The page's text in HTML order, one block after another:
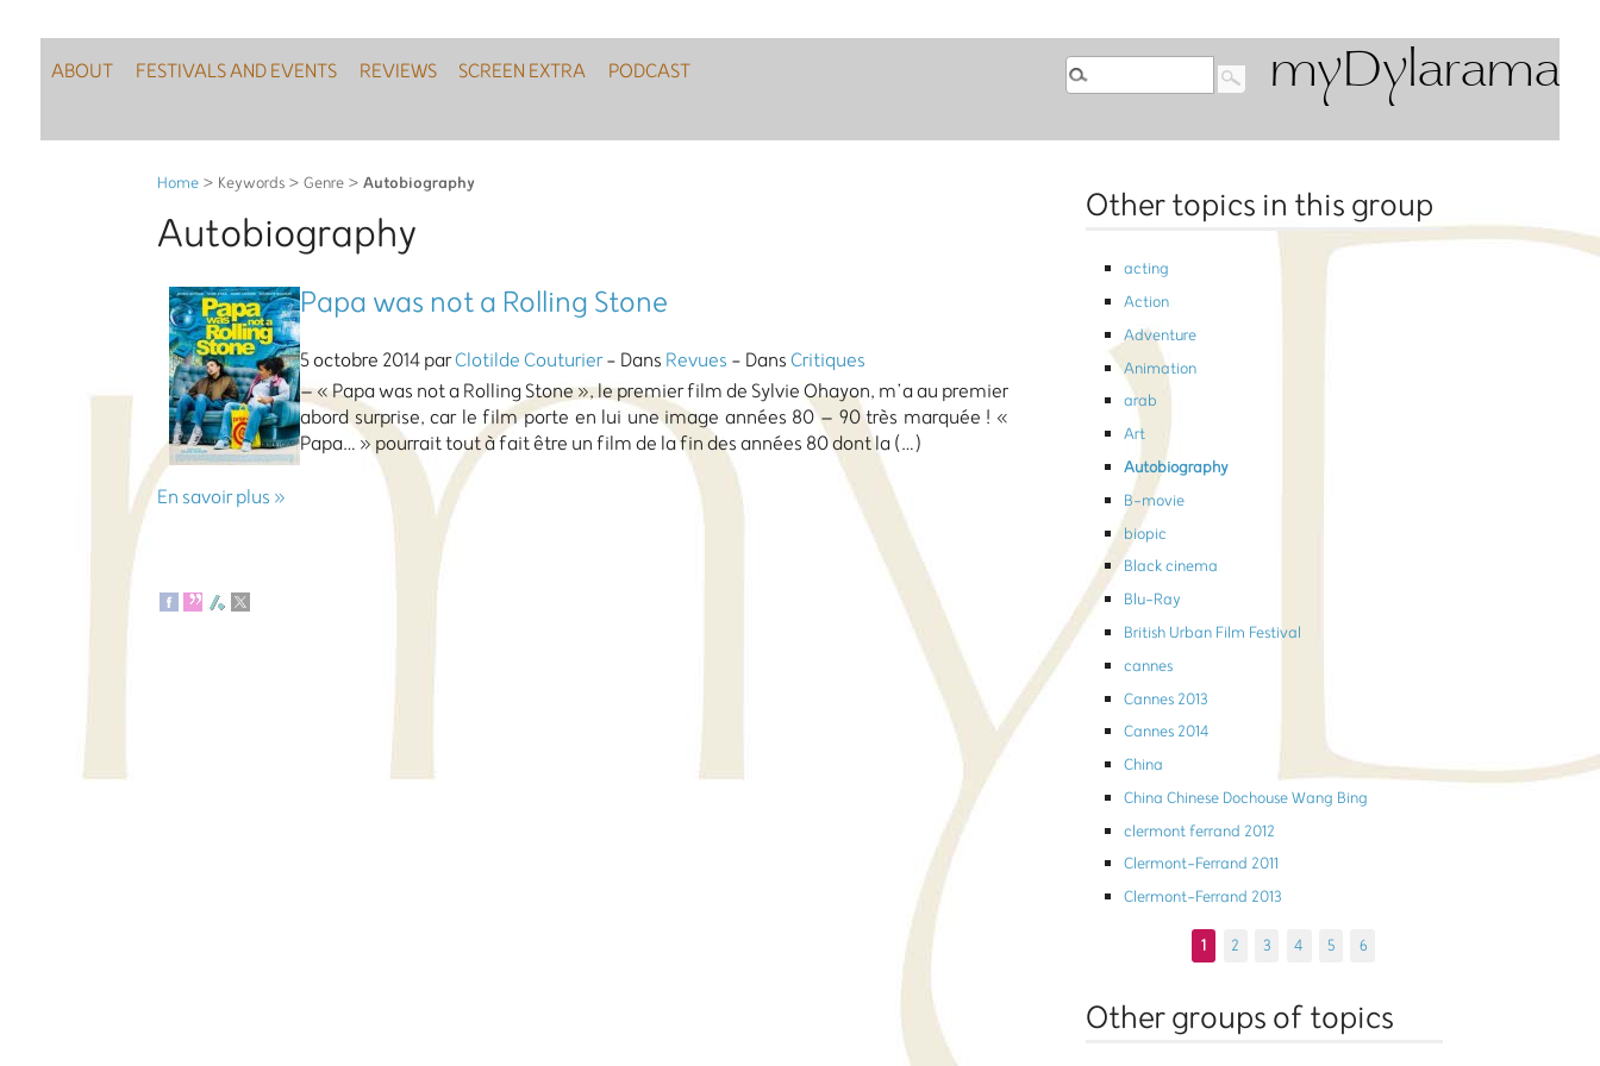
myDylarama
ABOUT FESTIVALS AND EVENTS REVIEWS SCREEN EXTRA PODCAST
Home> Keywords > Genre >Autobiography
Autobiography
Papa was not a Rolling Stone
5 octobre 2014 parClotilde Couturier- DansRevues- DansCritiques
– « Papa was not a Rolling Stone », le premier film de Sylvie Ohayon, m’a au premier
abord surprise, car le film porte en lui une image années 80 – 90 très marquée ! «
Papa… » pourrait tout à fait être un film de la fin des années 80 dont la (…)
En savoir plus »
Other topics in this group
acting
Action
Adventure
Animation
arab
Art
Autobiography
B-movie
biopic
Black cinema
Blu-Ray
British Urban Film Festival
cannes
Cannes 2013
Cannes 2014
China
China Chinese Dochouse Wang Bing
clermont ferrand 2012
Clermont-Ferrand 2011
Clermont-Ferrand 2013
1
2 3 4 5 6
Other groups of topics